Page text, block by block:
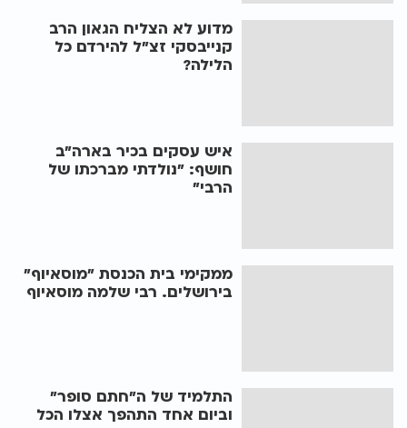
מדוע לא הצליח הגאון הרב
קנייבסקי זצ"ל להירדם כל
הלילה?
איש עסקים בכיר בארה"ב
חושף: "נולדתי מברכתו של
הרבי"
ממקימי בית הכנסת "מוסאיוף"
בירושלים. רבי שלמה מוסאיוף
התלמיד של ה"חתם סופר"
וביום אחד התהפך אצלו הכל